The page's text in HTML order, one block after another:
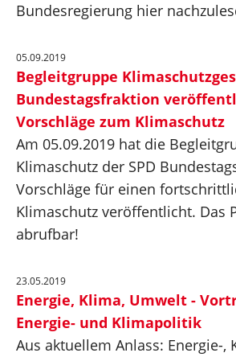
Bundesregierung hier
05.09.2019
Begleitgruppe
Bundestagsfraktion
Vorschläge zum Klimaschutz
Am 05.09.2019 hat die
Klimaschutz der SPD
Vorschläge für einen
Klimaschutz veröffentlicht. Das
abrufbar!
23.05.2019
Energie, Klima, Umwelt -
Energie- und Klimapolitik
Aus aktuellem Anlass: Energie-,